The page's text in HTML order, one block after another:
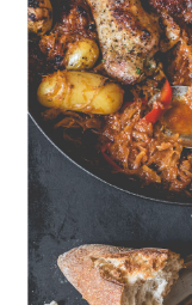
Geschmorte